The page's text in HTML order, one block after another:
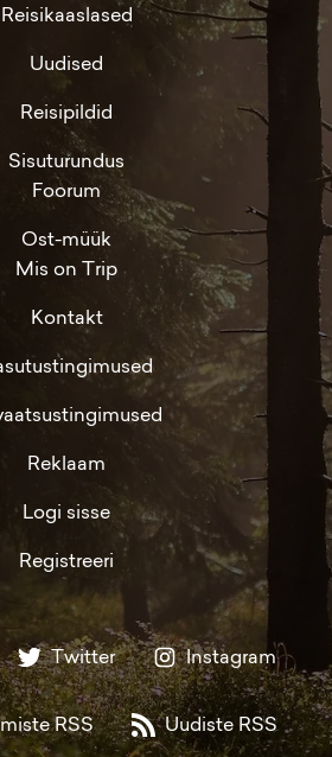
Reisikaaslased
Uudised
Reisipildid
Sisuturundus
Foorum
Ost-müük
Mis on Trip
Kontakt
Reklaam
Logi sisse
Registreeri
Twitter Instagram
RSS Uudiste RSS